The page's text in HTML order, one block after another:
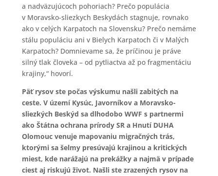
a nadväzujúcoch pohoriach? Prečo populácia
v Moravsko-sliezkych Beskydách stagnuje, rovnako
ako v celých Karpatoch na Slovensku? Prečo nemáme
stálu populáciu ani v Bielych Karpatoch či v Malých
Karpatoch? Domnievame sa, že príčinou je práve
silný tlak človeka – od pytliactva až po fragmentáciu
krajiny,“ hovorí.
Päť rysov ste počas výskumu našli zabitých na
ceste. V území Kysúc, Javorníkov a Moravsko-
sliezkých Beskýd sa dlhodobo WWF s partnermi
ako Štátna ochrana prírody SR a Hnutí DUHA
Olomouc venuje mapovaniu migračných trás,
ktorými sa šelmy presúvajú krajinou a kritických
miest, kde narážajú na prekážky a najmä v prípade
ciest aj riskujú život. Našli ste zrazených rysov na